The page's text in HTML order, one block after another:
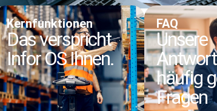
Kernfunktionen
Das verspricht
Infor OS Ihnen.
FAQ
Unsere
häufig
Fragen